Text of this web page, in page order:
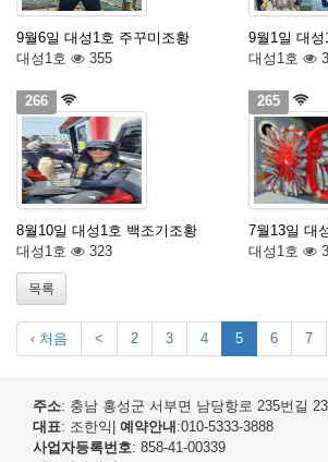
9월6일 대성1호 주꾸미조황
대성1호
355
9월1일 대
대성1호
266
8월10일 대성1호 백조기조황
대성1호
323
265
7월13일 대
대성1호
목록
‹ 처음 < 2 3 4 5 6 7
주소: 충남 홍성군 서부면 남당항로 235번길 23
대표: 조한익 예약안내 :010-5333-3888
사업자등록번호: 858-41-00339